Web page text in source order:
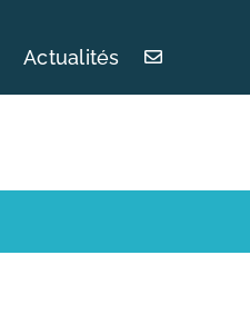
Actualités